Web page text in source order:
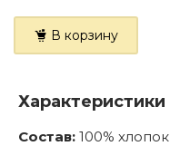
В корзину
Характеристики
Состав: 100% хлопок